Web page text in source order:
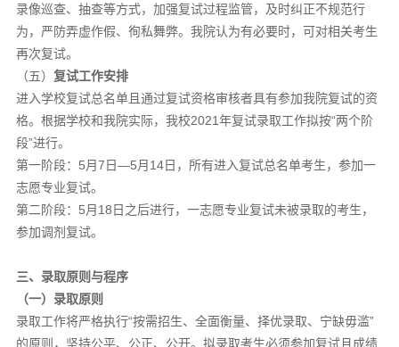
录像巡查、抽查等方式，加强复试过程监管，及时纠正不规范行
为，严防弄虚作假、徇私舞弊。我院认为有必要时，可对相关考生
再次复试。
（五） 复试工作安排
进入学校复试总名单且通过复试资格审核者具有参加我院复试的资
格。根据学校和我院实际，我校2021年复试录取工作拟按“两个阶
段”进行。
第一阶段：5月7日—5月14日，所有进入复试总名单考生，参加一
志愿专业复试。
第二阶段：5月18日之后进行，一志愿专业复试未被录取的考生，
参加调剂复试。
三、录取原则与程序
（一）录取原则
录取工作将严格执行“按需招生、全面衡量、择优录取、宁缺毋滥”
的原则，坚持公平、公正、公开。拟录取考生必须参加复试且成绩